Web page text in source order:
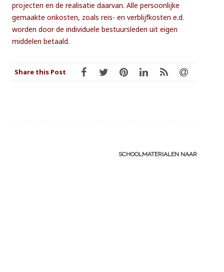
projecten en de realisatie daarvan. Alle persoonlijke
gemaakte onkosten, zoals reis- en verblijfkosten e.d.
worden door de individuele bestuursleden uit eigen
middelen betaald.
Share this Post
SCHOOLMATERIALEN NAAR